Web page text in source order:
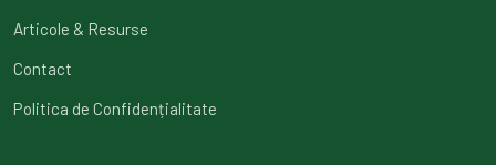
Articole & Resurse
Contact
Politica de Confidențialitate